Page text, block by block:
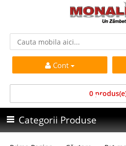
Cont
0
Categorii Produse